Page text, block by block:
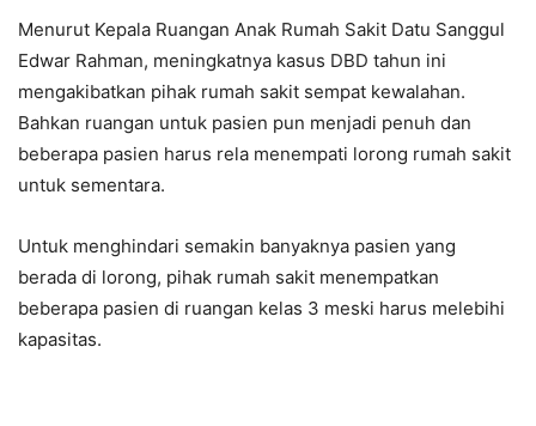
Menurut Kepala Ruangan Anak Rumah Sakit Datu Sanggul
Edwar Rahman, meningkatnya kasus DBD tahun ini
mengakibatkan pihak rumah sakit sempat kewalahan.
Bahkan ruangan untuk pasien pun menjadi penuh dan
beberapa pasien harus rela menempati lorong rumah sakit
untuk sementara.
Untuk menghindari semakin banyaknya pasien yang
berada di lorong, pihak rumah sakit menempatkan
beberapa pasien di ruangan kelas 3 meski harus melebihi
kapasitas.